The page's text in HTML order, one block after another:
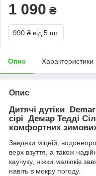
1 090 ₴
990 ₴ від 5 шт.
Опис Характеристики
Опис
Дитячі дутіки
сірі Демар Тедді
комфортних
Завдяки міцній,
верх взуття, а також
каучуку, ніжки малюків
навіть в мокру погоду.